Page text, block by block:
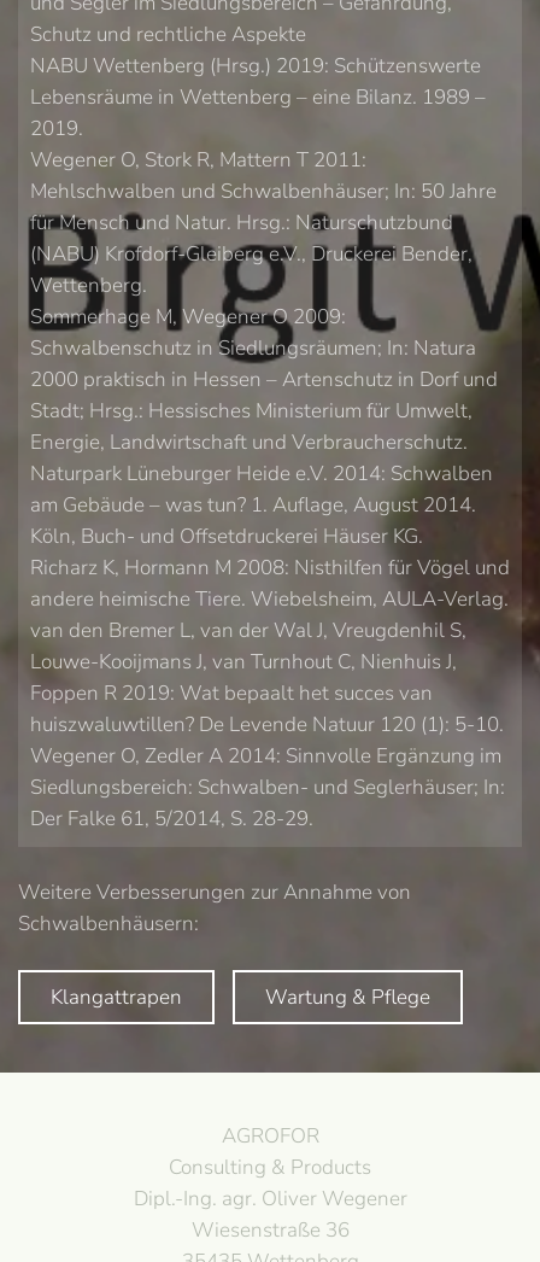
Schutz und rechtliche Aspekte
NABU Wettenberg (Hrsg.) 2019: Schützenswerte
Lebensräume in Wettenberg – eine Bilanz. 1989 –
2019.
Wegener O, Stork R, Mattern T 2011:
Mehlschwalben und Schwalbenhäuser; In: 50 Jahre
für Mensch und Natur. Hrsg.: Naturschutzbund
(NABU) Krofdorf-Gleiberg e.V., Druckerei Bender,
Wettenberg.
Sommerhage M, Wegener O 2009:
Schwalbenschutz in Siedlungsräumen; In: Natura
2000 praktisch in Hessen – Artenschutz in Dorf und
Stadt; Hrsg.: Hessisches Ministerium für Umwelt,
Energie, Landwirtschaft und Verbraucherschutz.
Naturpark Lüneburger Heide e.V. 2014: Schwalben
am Gebäude – was tun? 1. Auflage, August 2014.
Köln, Buch- und Offsetdruckerei Häuser KG.
Richarz K, Hormann M 2008: Nisthilfen für Vögel und
andere heimische Tiere. Wiebelsheim, AULA-Verlag.
van den Bremer L, van der Wal J, Vreugdenhil S,
Louwe-Kooijmans J, van Turnhout C, Nienhuis J,
Foppen R 2019: Wat bepaalt het succes van
huiszwaluwtillen? De Levende Natuur 120 (1): 5-10.
Wegener O, Zedler A 2014: Sinnvolle Ergänzung im
Siedlungsbereich: Schwalben- und Seglerhäuser; In:
Der Falke 61, 5/2014, S. 28-29.
Weitere Verbesserungen zur Annahme von
Schwalbenhäusern:
Klangattrapen Wartung & Pflege
AGROFOR
Consulting & Products
Dipl.-Ing. agr. Oliver Wegener
Wiesenstraße 36